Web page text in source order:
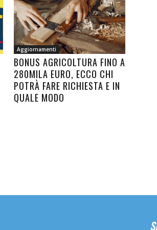
Aggiornamenti
BONUS AGRICOLTURA FINO A
280MILA EURO, ECCO CHI
POTRÀ FARE RICHIESTA E IN
QUALE MODO